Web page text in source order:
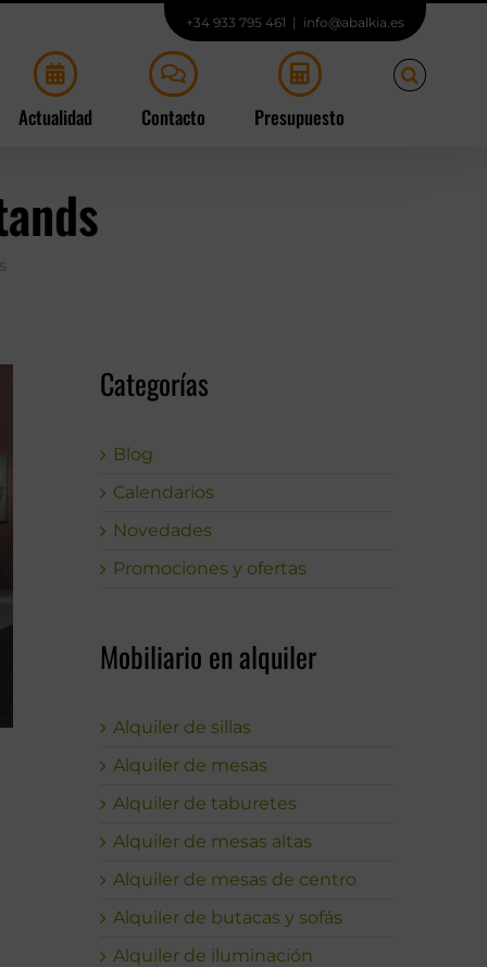
+34 933 795 461 | info@abalkia.es
Actualidad Contacto Presupuesto
Categorías
Blog
Calendarios
Novedades
Promociones y ofertas
Mobiliario en alquiler
Alquiler de sillas
Alquiler de mesas
Alquiler de taburetes
Alquiler de mesas altas
Alquiler de mesas de centro
Alquiler de butacas y sofás
Alquiler de iluminación